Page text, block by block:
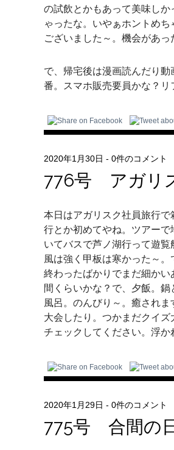
の試飲とかもあって美味し
ゃったな。いやぁホントめ
ございました～。機会があっ
で、帰宅後は漫画読んだり
番。スマホ販売要員かな？
2020年1月30日 - 0件のコメント
776号 アガリ
本日はアガリスク社員旅行
行とか初めてやね。ツアー
いてバスで芦ノ湖行って遊
風は強く甲板は寒かった～
終わったばかりでまだ細か
間くらいかな？で、夕飯。
風呂。のんびり～。癒され
大会したり。つかまだクイ
チェックしてください。浮か
2020年1月29日 - 0件のコメント
775号 合間の